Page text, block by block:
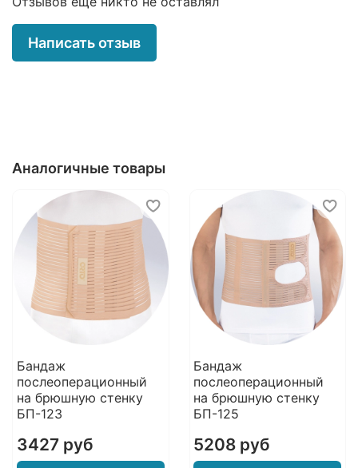
(передней и боковой);
локальная компрессия поясничного отдела;
локальная компрессия грудной клетки;
пенополиуретан — 10%
Подбор размера
Размер
Объем талии, см
S (44 - 46)
60 - 80
M (48)
80 - 100
L (50)
100 - 120
XL (52)
120 - 140
Написать отзыв
Аналогичные товары
Бандаж
послеоперационный
на брюшную стенку
БП-123
3427 руб
Бандаж
послеоперационный
на брюшную стенку
БП-125
5208 руб